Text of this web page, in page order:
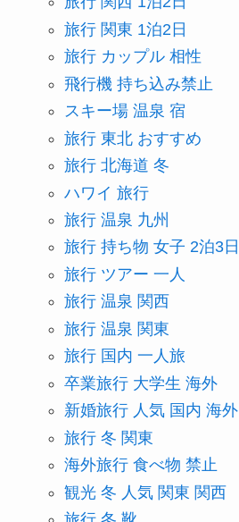
旅行 関東 1泊2日
旅行 カップル 相性
飛行機 持ち込み禁止
スキー場 温泉 宿
旅行 東北 おすすめ
旅行 北海道 冬
ハワイ 旅行
旅行 温泉 九州
旅行 持ち物 女子 2泊3日
旅行 ツアー 一人
旅行 温泉 関西
旅行 温泉 関東
旅行 国内 一人旅
卒業旅行 大学生 海外
新婚旅行 人気 国内 海外
旅行 冬 関東
海外旅行 食べ物 禁止
観光 冬 人気 関東 関西